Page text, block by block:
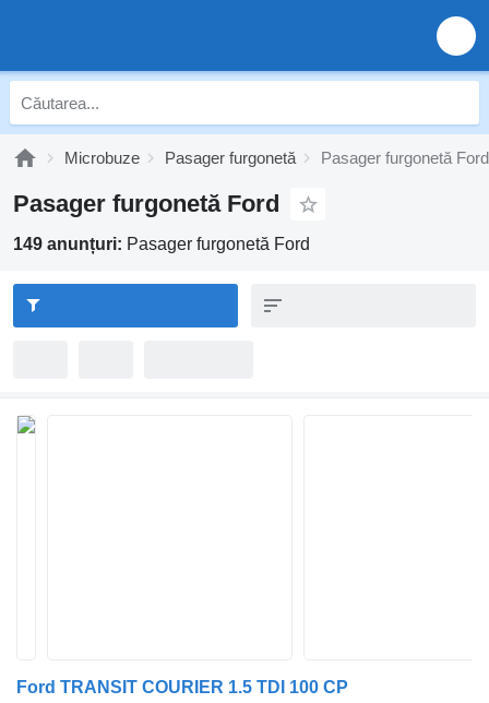
Microbuze Pasager furgonetă Pasager furgonetă Ford
Pasager furgonetă Ford
149 anunțuri: Pasager furgonetă Ford
Ford TRANSIT COURIER 1.5 TDI 100 CP